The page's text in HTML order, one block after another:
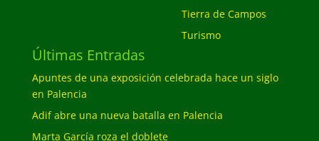
Tierra de Campos
Turismo
Últimas Entradas
Apuntes de una exposición celebrada hace un siglo
en Palencia
Adif abre una nueva batalla en Palencia
Marta García roza el doblete